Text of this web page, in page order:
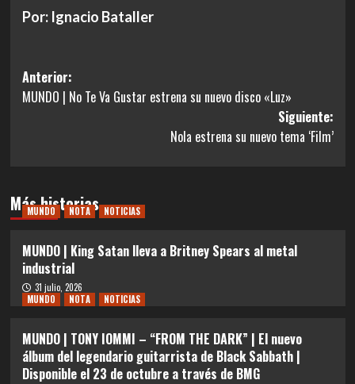
Por: Ignacio Bataller
Navegación
de
Anterior:
MUNDO | No Te Va Gustar estrena su nuevo disco «Luz»
Siguiente:
Nola estrena su nuevo tema ‘Film’
Más historias
MUNDO NOTA NOTICIAS
MUNDO | King Satan lleva a Britney Spears al metal
industrial
31 julio, 2026
MUNDO
NOTA NOTICIAS
MUNDO | TONY IOMMI – “FROM THE DARK” | El nuevo
álbum del legendario guitarrista de Black Sabbath |
Disponible el 23 de octubre a través de BMG